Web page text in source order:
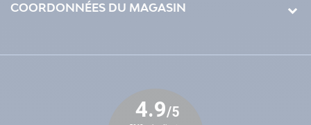
COORDONNÉES DU MAGASIN